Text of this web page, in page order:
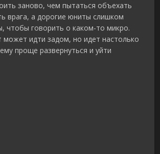
заново, чем пытаться объехать
врага, а дорогие юниты слишком
чтобы говорить о каком-то микро.
может идти задом, но идет настолько
проще развернуться и уйти